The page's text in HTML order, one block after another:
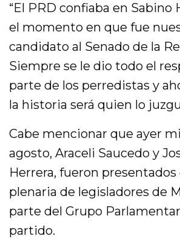
“El PRD confiaba en Sabino
el momento en que fue
candidato al Senado de la
Siempre se le dio todo el
parte de los perredistas y
la historia será quien lo
Cabe mencionar que ayer
agosto, Araceli Saucedo y
Herrera, fueron
plenaria de legisladores de
parte del Grupo
partido.